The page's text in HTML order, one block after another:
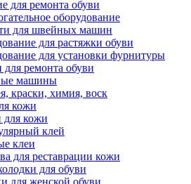
для ремонта обуви
оборудование
для швейных машин
для растяжки обуви
для установки фурнитуры
для ремонта обуви
машины
краски, химия, воск
кожи
для кожи
клей
клеи
для реставрации кожи
для обуви
для женской обуви